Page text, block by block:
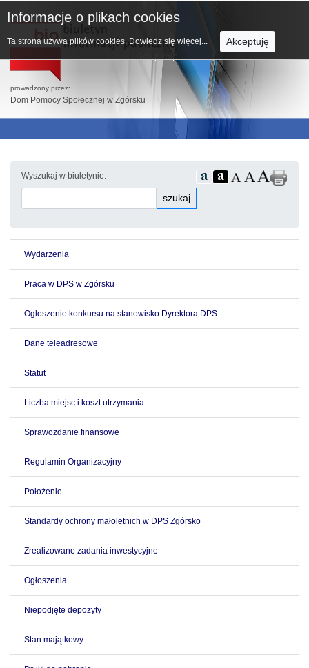
prowadzony przez:
Dom Pomocy Społecznej w Zgórsku
Wyszukaj w biuletynie:
szukaj
Wydarzenia
Praca w DPS w Zgórsku
Ogłoszenie konkursu na stanowisko Dyrektora DPS
Dane teleadresowe
Statut
Liczba miejsc i koszt utrzymania
Sprawozdanie finansowe
Regulamin Organizacyjny
Położenie
Standardy ochrony małoletnich w DPS Zgórsko
Zrealizowane zadania inwestycyjne
Ogłoszenia
Niepodjęte depozyty
Stan majątkowy
Informacje o plikach cookies
Ta strona używa plików cookies. Dowiedz się więcej... Akceptuję